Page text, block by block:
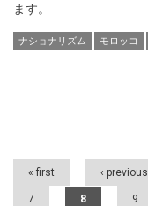
ます。
ナショナリズム モロッコ
Pages
« first ‹ previous
7 8 9